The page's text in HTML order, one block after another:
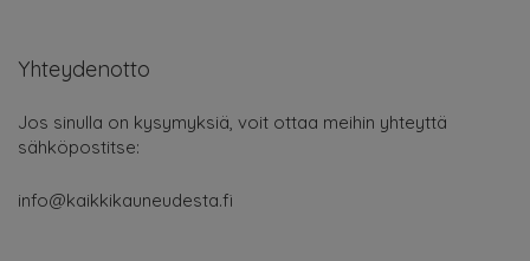
Yhteydenotto
Jos sinulla on kysymyksiä, voit ottaa meihin yhteyttä
sähköpostitse:
info@kaikkikauneudesta.fi